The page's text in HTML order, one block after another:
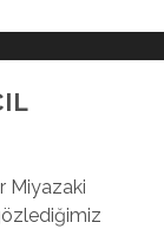
Miyazaki